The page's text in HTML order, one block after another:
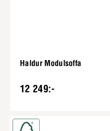
Haldur Modulsoffa
12 249:-